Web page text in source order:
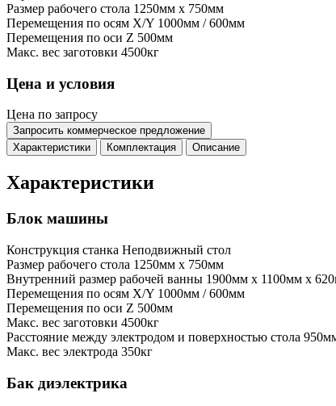
Размер рабочего стола 1250мм x 750мм
Перемещения по осям X/Y 1000мм / 600мм
Перемещения по оси Z 500мм
Макс. вес заготовки 4500кг
Цена и условия
Цена по запросу
Запросить коммерческое предложение
Характеристики
Комплектация Описание
Характеристики
Блок машины
Конструкция станка Неподвижный стол
Размер рабочего стола 1250мм x 750мм
Внутренний размер рабочей ванны 1900мм x 1100мм x
Перемещения по осям X/Y 1000мм / 600мм
Перемещения по оси Z 500мм
Макс. вес заготовки 4500кг
Расстояние между электродом и поверхностью стола
Макс. вес электрода 350кг
Бак диэлектрика